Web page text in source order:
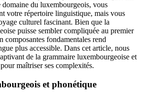
domaine du luxembourgeois, vous
votre répertoire linguistique, mais vous
culturel fascinant. Bien que la
puisse sembler compliquée au premier
composantes fondamentales rend
plus accessible. Dans cet article, nous
de la grammaire luxembourgeoise et
maîtriser ses complexités.
et phonétique